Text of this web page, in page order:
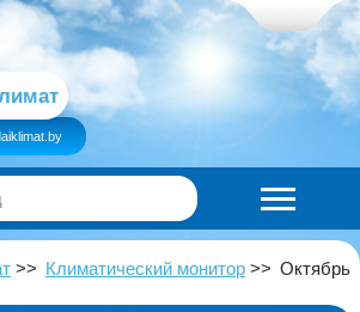
Климатический монитор Октябрь